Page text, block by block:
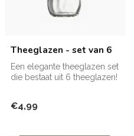
Theeglazen - set van 6
Een elegante theeglazen set
die bestaat uit 6 theeglazen!
€4,99